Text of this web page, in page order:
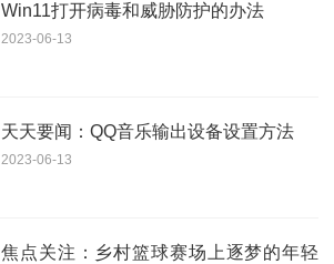
Win11打开病毒和威胁防护的办法
2023-06-13
天天要闻：QQ音乐输出设备设置方法
2023-06-13
焦点关注：乡村篮球赛场上逐梦的年轻